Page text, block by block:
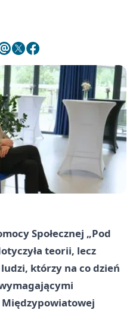
Społecznej „Pod
teorii, lecz
którzy na co dzień
Międzypowiatowej